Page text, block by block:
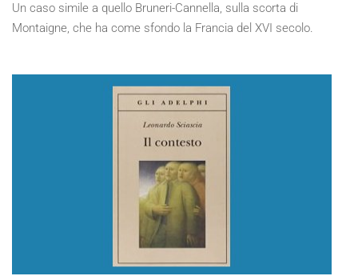
Un caso simile a quello Bruneri-Cannella, sulla scorta di
Montaigne, che ha come sfondo la Francia del XVI secolo.